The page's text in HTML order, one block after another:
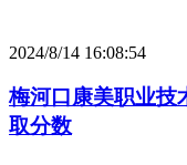
2024/8/14 16:08:54
梅河口康美职业技
取分数